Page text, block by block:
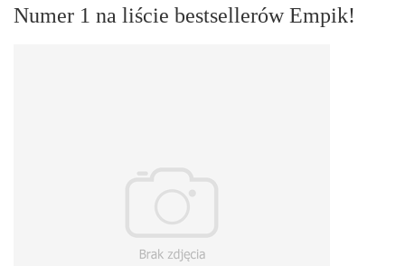
Numer 1 na liście bestsellerów Empik!